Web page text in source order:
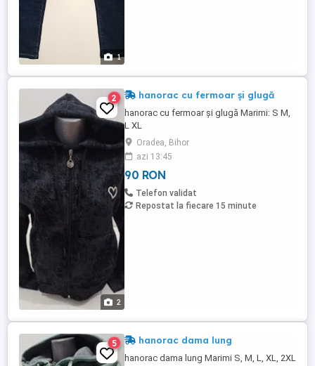
1
2
2 hanorac cu fermoar și glugă
hanorac cu fermoar și glugă Marimi: S M,
L XL
Oradea, Bihor
azi 13:45
90 RON
Telefon validat
Repostat la fiecare 15 minute
5 hanorac dama lung
hanorac dama lung Marimi S, M, L, XL, 2XL